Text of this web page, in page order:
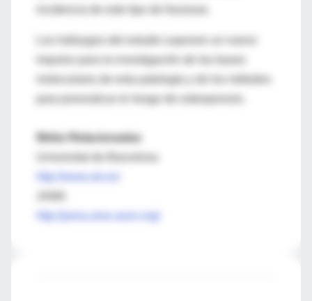
Los hallazgos del estudio suponen un nuevo
impulso para la investigación de las bases
moleculares de esta patología y de los métodos
para pronosticar el riesgo de osteoporosis.
Webs Relacionadas